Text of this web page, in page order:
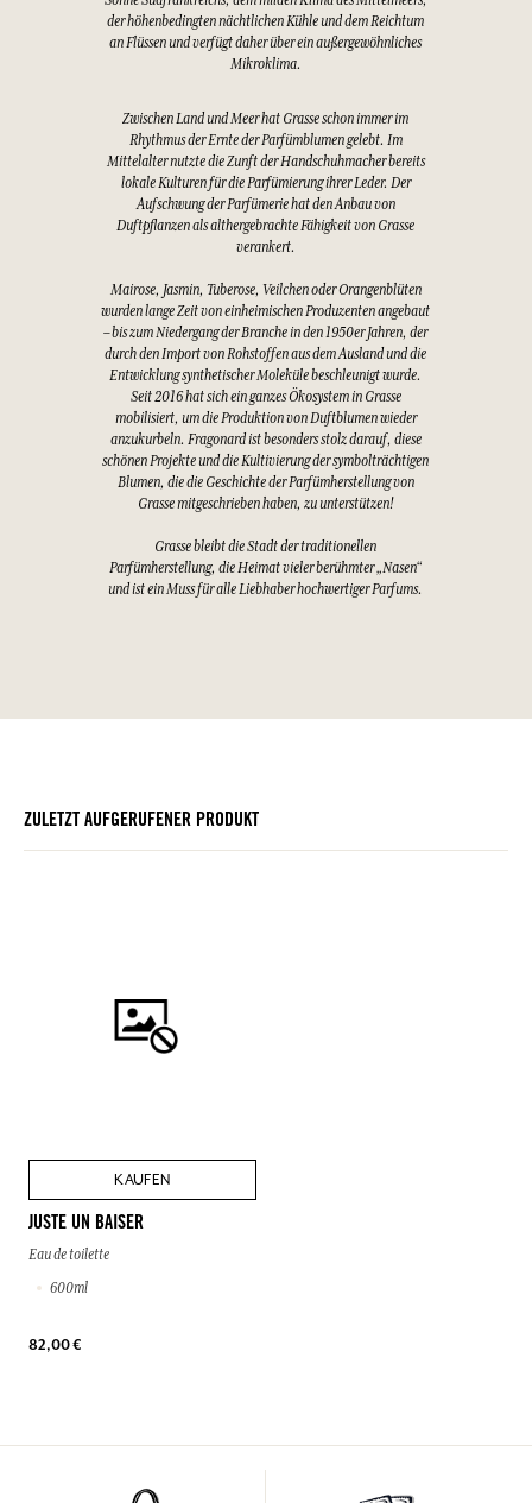
der höhenbedingten nächtlichen Kühle und dem Reichtum
an Flüssen und verfügt daher über ein außergewöhnliches
Mikroklima.
Zwischen Land und Meer hat Grasse schon immer im
Rhythmus der Ernte der Parfümblumen gelebt. Im
Mittelalter nutzte die Zunft der Handschuhmacher bereits
lokale Kulturen für die Parfümierung ihrer Leder. Der
Aufschwung der Parfümerie hat den Anbau von
Duftpflanzen als althergebrachte Fähigkeit von Grasse
verankert.
Mairose, Jasmin, Tuberose, Veilchen oder Orangenblüten
wurden lange Zeit von einheimischen Produzenten angebaut
– bis zum Niedergang der Branche in den 1950er Jahren, der
durch den Import von Rohstoffen aus dem Ausland und die
Entwicklung synthetischer Moleküle beschleunigt wurde.
Seit 2016 hat sich ein ganzes Ökosystem in Grasse
mobilisiert, um die Produktion von Duftblumen wieder
anzukurbeln. Fragonard ist besonders stolz darauf, diese
schönen Projekte und die Kultivierung der symbolträchtigen
Blumen, die die Geschichte der Parfümherstellung von
Grasse mitgeschrieben haben, zu unterstützen!
Grasse bleibt die Stadt der traditionellen
Parfümherstellung, die Heimat vieler berühmter „Nasen“
und ist ein Muss für alle Liebhaber hochwertiger Parfums.
ZULETZT AUFGERUFENER PRODUKT
KAUFEN
JUSTE UN BAISER
Eau de toilette
600ml
82,00 €